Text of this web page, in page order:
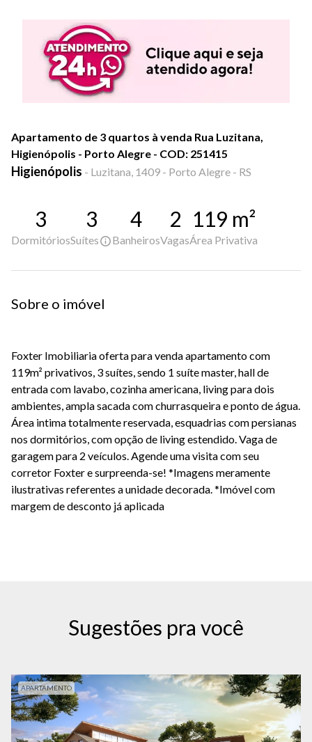
Apartamento de 3 quartos à venda Rua Luzitana,
Higienópolis - Porto Alegre - COD: 251415
Higienópolis - Luzitana, 1409 - Porto Alegre - RS
3
Dormitórios
3
Suítes
4
Banheiros
2
Vagas
119 m²
Área Privativa
Sobre o imóvel
Foxter Imobiliaria oferta para venda apartamento com
119m² privativos, 3 suítes, sendo 1 suíte master, hall de
entrada com lavabo, cozinha americana, living para dois
ambientes, ampla sacada com churrasqueira e ponto de água.
Área intima totalmente reservada, esquadrias com persianas
nos dormitórios, com opção de living estendido. Vaga de
garagem para 2 veículos. Agende uma visita com seu
corretor Foxter e surpreenda-se! *Imagens meramente
ilustrativas referentes a unidade decorada. *Imóvel com
margem de desconto já aplicada
Sugestões pra você
APARTAMENTO